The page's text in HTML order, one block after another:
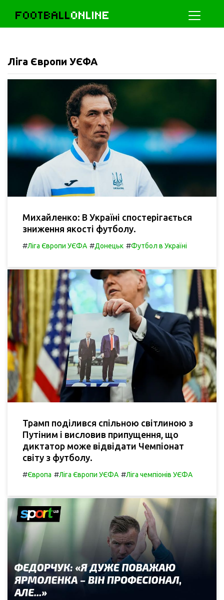
FOOTBALLONLINE
Ліга Європи УЄФА
Михайленко: В Україні спостерігається
зниження якості футболу.
#Ліга Європи УЄФА #Донецьк #Футбол в Україні
Трамп поділився спільною світлиною з
Путіним і висловив припущення, що
диктатор може відвідати Чемпіонат
світу з футболу.
#Європа #Ліга Європи УЄФА #Ліга чемпіонів УЄФА